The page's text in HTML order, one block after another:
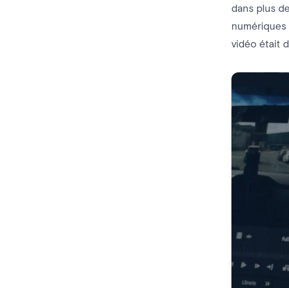
dans plus
vidéo était